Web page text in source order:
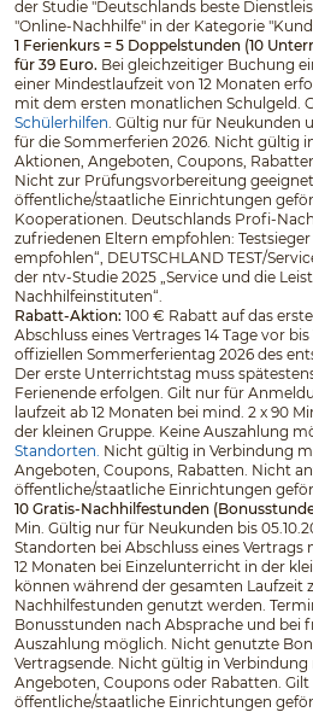
der Studie "Deutschlands beste
"Online-Nachhilfe" in der Kategorie
1 Ferienkurs = 5 Doppelstunden (10
für 39 Euro. Bei gleichzeitiger Buchung
einer Mindestlaufzeit von 12 Monaten
mit dem ersten monatlichen Schulgeld.
Schülerhilfen. Gültig nur für Neukunden
für die Sommerferien 2026. Nicht gültig
Aktionen, Angeboten, Coupons,
Nicht zur Prüfungsvorbereitung
öffentliche/staatliche Einrichtungen
Kooperationen. Deutschlands Profi-
zufriedenen Eltern empfohlen:
empfohlen“, DEUTSCHLAND TEST/
der ntv-Studie 2025 „Service und die
Nachhilfeinstituten“.
Rabatt-Aktion: 100 € Rabatt auf das
Abschluss eines Vertrages 14 Tage vor
offiziellen Sommerferientag 2026 des
Der erste Unterrichtstag muss
Ferienende erfolgen. Gilt nur für
laufzeit ab 12 Monaten bei mind. 2 x 90
der kleinen Gruppe. Keine Auszahlung
Standorten. Nicht gültig in Verbindung
Angeboten, Coupons, Rabatten. Nicht
öffentliche/staatliche Einrichtungen
10 Gratis-Nachhilfestunden
Min. Gültig nur für Neukunden bis
Standorten bei Abschluss eines
12 Monaten bei Einzelunterricht in der
können während der gesamten Laufzeit
Nachhilfestunden genutzt werden.
Bonusstunden nach Absprache und bei
Auszahlung möglich. Nicht genutzte
Vertragsende. Nicht gültig in
Angeboten, Coupons oder Rabatten.
öffentliche/staatliche Einrichtungen